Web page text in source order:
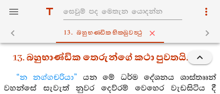
13. බහුභණ‍්ඩිකභික‍්ඛුවත්‍ථු
13. බහුභාණ්ඩික තෙරුන්ගේ කථා පුවතයි.
“න නග්ගචරියා” යන මේ ධර්ම දේශනය ශාස්තෲන්
වහන්සේ සැවැත් නුවර දෙව්රම් වෙහෙර වැඩසිටිය දී